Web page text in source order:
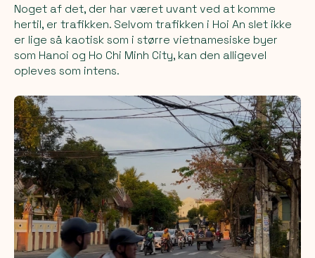
Noget af det, der har været uvant ved at komme
hertil, er trafikken. Selvom trafikken i Hoi An slet ikke
er lige så kaotisk som i større vietnamesiske byer
som Hanoi og Ho Chi Minh City, kan den alligevel
opleves som intens.